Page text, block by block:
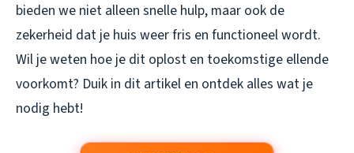
bieden we niet alleen snelle hulp, maar ook de
zekerheid dat je huis weer fris en functioneel wordt.
Wil je weten hoe je dit oplost en toekomstige ellende
voorkomt? Duik in dit artikel en ontdek alles wat je
nodig hebt!